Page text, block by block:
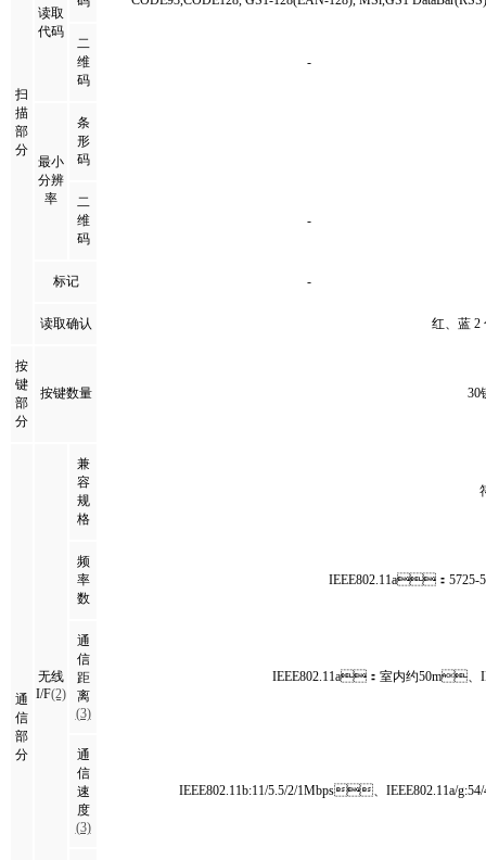
扫
描
部
分
读取
代码
二
维
码
-
最小
分辨
率
条
形
码
二
维
码
-
标记 -
读取确认 红
按
键
部
分
按键数量 30
通
信
部
分
无线
I/F(2)
兼
容
规
格
频
率
数
IEEE802.11a：5725-
通
信
距
离
(3)
IEEE802.11a：室内约50m
通
信
速
度
(3)
IEEE802.11b:11/5.5/2/1Mbps、IEEE802.11a/